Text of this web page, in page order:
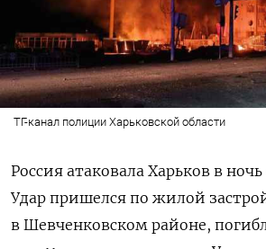
ТГ-канал полиции Харьковской области
Россия атаковала Харьков в
Удар пришелся по жилой
в Шевченковском районе,